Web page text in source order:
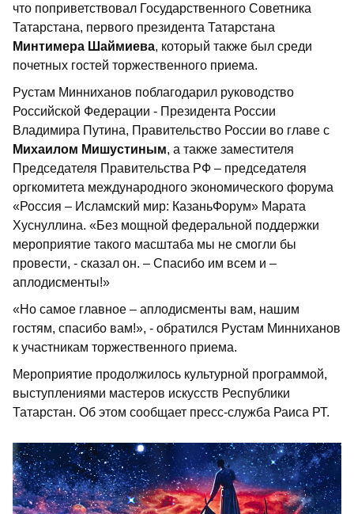
что поприветствовал Государственного Советника
Татарстана, первого президента Татарстана
Минтимера Шаймиева, который также был среди
почетных гостей торжественного приема.
Рустам Минниханов поблагодарил руководство
Российской Федерации - Президента России
Владимира Путина, Правительство России во главе с
Михаилом Мишустиным, а также заместителя
Председателя Правительства РФ – председателя
оргкомитета международного экономического форума
«Россия – Исламский мир: КазаньФорум» Марата
Хуснуллина. «Без мощной федеральной поддержки
мероприятие такого масштаба мы не смогли бы
провести, - сказал он. – Спасибо им всем и –
аплодисменты!»
«Но самое главное – аплодисменты вам, нашим
гостям, спасибо вам!», - обратился Рустам Минниханов
к участникам торжественного приема.
Мероприятие продолжилось культурной программой,
выступлениями мастеров искусств Республики
Татарстан. Об этом сообщает пресс-служба Раиса РТ.